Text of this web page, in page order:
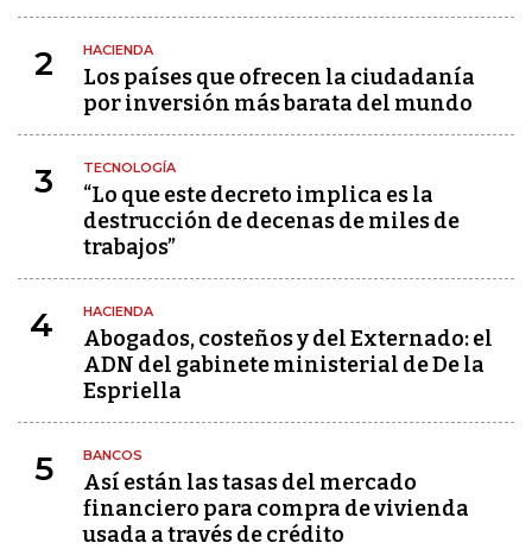
2 HACIENDA
Los países que ofrecen la ciudadanía
por inversión más barata del mundo
3 TECNOLOGÍA
“Lo que este decreto implica es la
destrucción de decenas de miles de
trabajos”
4 HACIENDA
Abogados, costeños y del Externado: el
ADN del gabinete ministerial de De la
Espriella
5 BANCOS
Así están las tasas del mercado
financiero para compra de vivienda
usada a través de crédito